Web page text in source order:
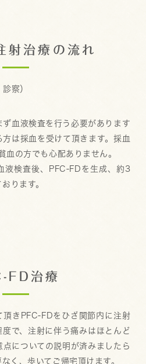
射治療の流れ
察）
血液検査を行う必要があります
は採血を受けて頂きます。採血
血の方でも心配ありません。
液検査後、PFC-FDを生成、約3
ります。
FD治療
頂きPFC-FDをひざ関節内に注射
度で、注射に伴う痛みはほとんど
についての説明が済みましたら
く、歩いてご帰宅頂けます。